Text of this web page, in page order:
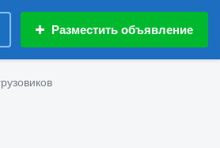
Разместить объявление